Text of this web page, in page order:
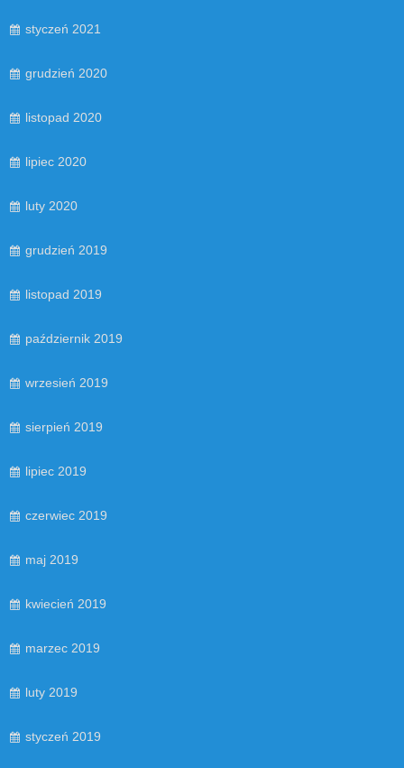
styczeń 2021
grudzień 2020
listopad 2020
lipiec 2020
luty 2020
grudzień 2019
listopad 2019
październik 2019
wrzesień 2019
sierpień 2019
lipiec 2019
czerwiec 2019
maj 2019
kwiecień 2019
marzec 2019
luty 2019
styczeń 2019